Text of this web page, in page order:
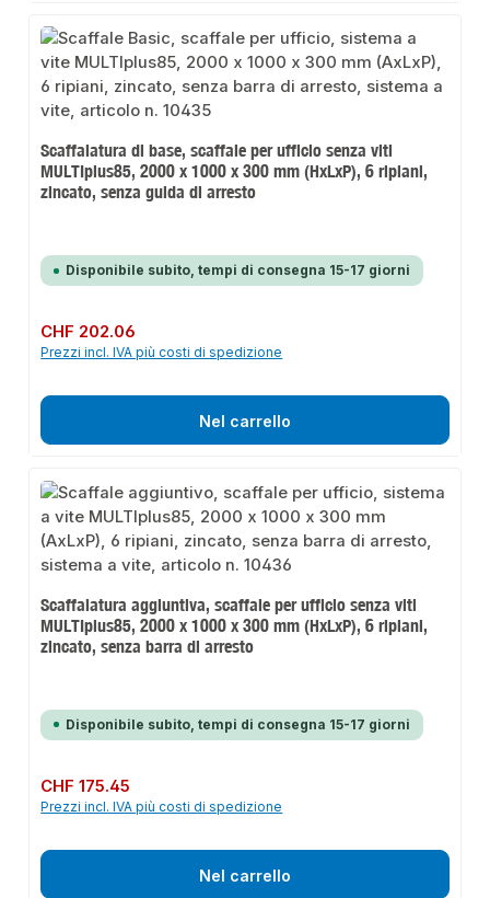
Scaffalatura di base, scaffale per ufficio senza viti
MULTIplus85, 2000 x 1000 x 300 mm (HxLxP), 6 ripiani,
zincato, senza guida di arresto
Disponibile subito, tempi di consegna 15-17 giorni
Prezzo normale:
CHF 202.06
Prezzi incl. IVA più costi di spedizione
Nel carrello
Scaffalatura aggiuntiva, scaffale per ufficio senza viti
MULTIplus85, 2000 x 1000 x 300 mm (HxLxP), 6 ripiani,
zincato, senza barra di arresto
Disponibile subito, tempi di consegna 15-17 giorni
Prezzo normale:
CHF 175.45
Prezzi incl. IVA più costi di spedizione
Nel carrello